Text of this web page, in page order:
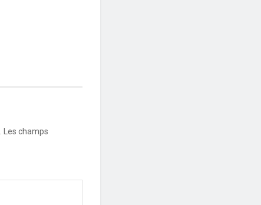
Les champs